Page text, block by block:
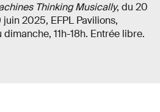
Thinking Musically, du 20
2025, EFPL Pavilions,
11h-18h. Entrée libre.